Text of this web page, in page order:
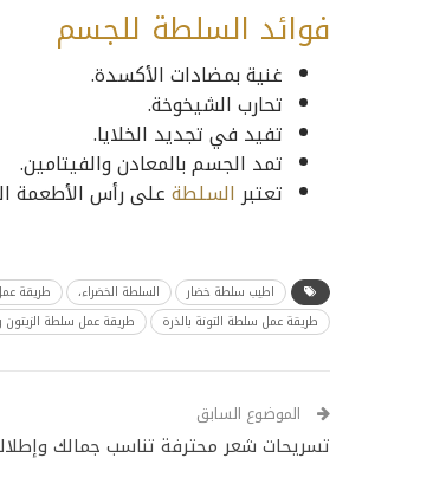
فوائد السلطة للجسم
غنية بمضادات الأكسدة.
تحارب الشيخوخة.
تفيد في تجديد الخلايا.
تمد الجسم بالمعادن والفيتامين.
تعتبرالسلطةعلى رأس الأطعمة
اطيب سلطة خضار السلطة الخضراء، طريقة
طريقة عمل سلطة التونة بالذرة
طريقة عمل سلطة الزيتون
الموضوع السابق
تسريحات شعر محترفة تناسب جمالك